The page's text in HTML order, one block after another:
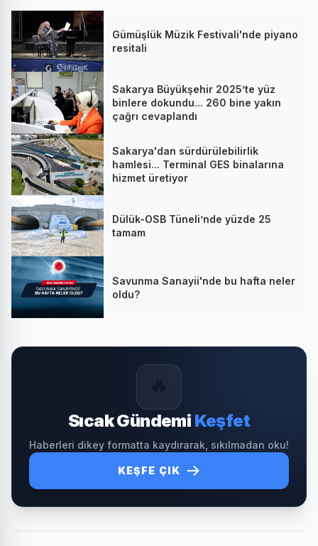
Gümüşlük Müzik Festivali'nde piyano
resitali
Sakarya Büyükşehir 2025’te yüz
binlere dokundu... 260 bine yakın
çağrı cevaplandı
Sakarya'dan sürdürülebilirlik
hamlesi... Terminal GES binalarına
hizmet üretiyor
Dülük-OSB Tüneli’nde yüzde 25
tamam
Savunma Sanayii'nde bu hafta neler
oldu?
Sıcak Gündemi Keşfet
Haberleri dikey formatta kaydırarak, sıkılmadan oku!
KEŞFE ÇIK